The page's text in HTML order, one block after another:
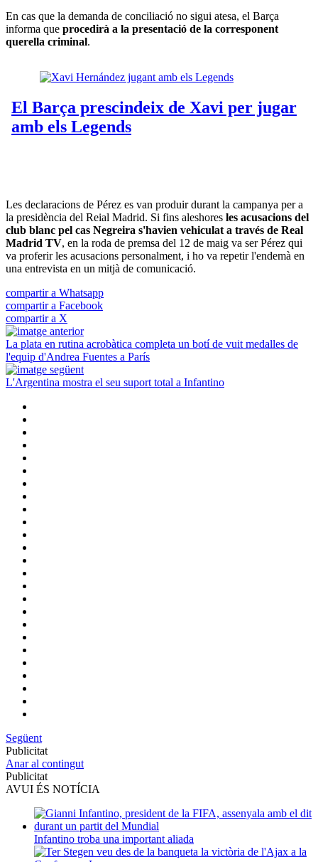
En cas que la demanda de conciliació no sigui atesa, el Barça
informa que procedirà a la presentació de la corresponent
querella criminal.
Les declaracions de Pérez es van produir durant la campanya per a
la presidència del Reial Madrid. Si fins aleshores les acusacions del
club blanc pel cas Negreira s'havien vehiculat a través de Real
Madrid TV, en la roda de premsa del 12 de maig va ser Pérez qui
va proferir les acusacions personalment, i ho va repetir l'endemà en
una entrevista en un mitjà de comunicació.
compartir a Whatsapp
compartir a Facebook
compartir a X
La plata en rutina acrobàtica completa un botí de vuit medalles de
l'equip d'Andrea Fuentes a París
L'Argentina mostra el seu suport total a Infantino
Següent
Publicitat
Anar al contingut
Publicitat
AVUI ÉS NOTÍCIA
Infantino troba una important aliada